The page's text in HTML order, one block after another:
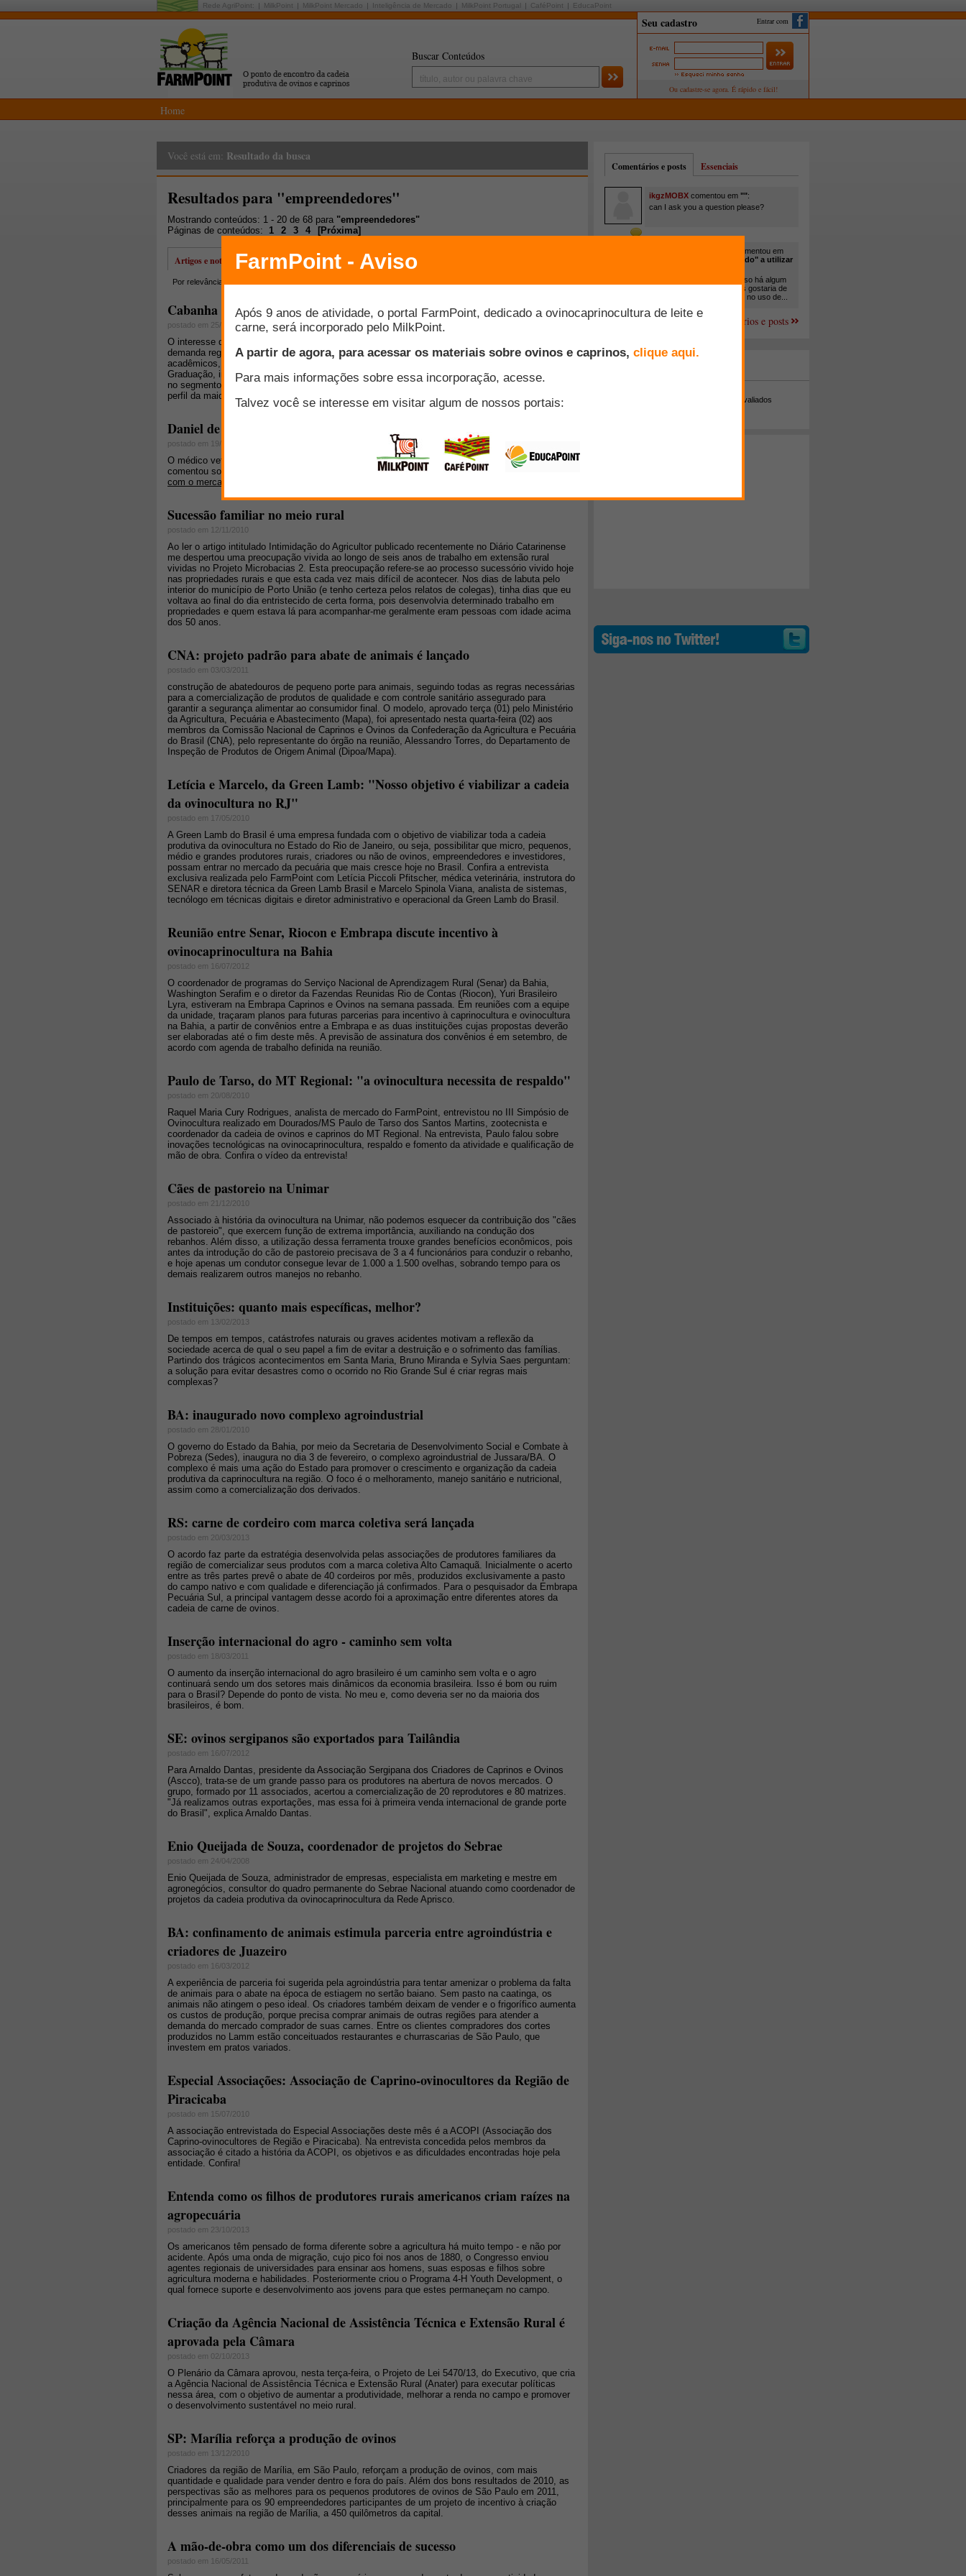
Rede AgriPoint: MilkPoint MilkPoint Mercado Inteligência de Mercado MilkPoint Portugal CaféPoint EducaPoint
Buscar Conteúdos
Entrar com
Home
Você está em: Resultado da busca
Resultados para "empreendedores"
Mostrando conteúdos: 1 - 20 de 68 para "empreendedores"
Páginas de conteúdos:
1 2 3 4 [Próxima]
Artigos e notícias
Por relevância
Cabanha Unimar - inovações na ovinocultura
postado em 25/05/2009
O interesse do projeto da Cabanha Unimar em investir na ovinocultura foi devido à elevada
demanda regional e nacional pela carne ovina, além de colaborar para aulas práticas dos
acadêmicos, bem como incentivar as pesquisas tanto para a Graduação quanto para a Pós
Graduação, inclusive com o objetivo de formar novos empreendedores (alunos da Universidade)
no segmento ovinícola, pois sendo interessante em pequenas e médias propriedades, que é o
perfil da maioria dos alunos da Ciência Agrárias.
Daniel de Araújo Souza comenta sobre o mercado ovino
postado em 19/01/2010
O médico veterinário e colunista do FarmPoint, Daniel de Araújo Souza de Fortaleza, Ceará,
comentou sobre a carta de um leitor enviada em seu artigo "Carne ovina no Uruguai e sua relação
com o mercado doméstico brasileiro
Sucessão familiar no meio rural
postado em 12/11/2010
Ao ler o artigo intitulado Intimidação do Agricultor publicado recentemente no Diário Catarinense
me despertou uma preocupação vivida ao longo de seis anos de trabalho em extensão rural
vividas no Projeto Microbacias 2. Esta preocupação refere-se ao processo sucessório vivido hoje
nas propriedades rurais e que esta cada vez mais difícil de acontecer. Nos dias de labuta pelo
interior do município de Porto União (e tenho certeza pelos relatos de colegas), tinha dias que eu
voltava ao final do dia entristecido de certa forma, pois desenvolvia determinado trabalho em
propriedades e quem estava lá para acompanhar-me geralmente eram pessoas com idade acima
dos 50 anos.
CNA: projeto padrão para abate de animais é lançado
postado em 03/03/2011
construção de abatedouros de pequeno porte para animais, seguindo todas as regras necessárias
para a comercialização de produtos de qualidade e com controle sanitário assegurado para
garantir a segurança alimentar ao consumidor final. O modelo, aprovado terça (01) pelo Ministério
da Agricultura, Pecuária e Abastecimento (Mapa), foi apresentado nesta quarta-feira (02) aos
membros da Comissão Nacional de Caprinos e Ovinos da Confederação da Agricultura e Pecuária
do Brasil (CNA), pelo representante do órgão na reunião, Alessandro Torres, do Departamento de
Inspeção de Produtos de Origem Animal (Dipoa/Mapa).
Letícia e Marcelo, da Green Lamb: "Nosso objetivo é viabilizar a cadeia
da ovinocultura no RJ"
postado em 17/05/2010
A Green Lamb do Brasil é uma empresa fundada com o objetivo de viabilizar toda a cadeia
produtiva da ovinocultura no Estado do Rio de Janeiro, ou seja, possibilitar que micro, pequenos,
médio e grandes produtores rurais, criadores ou não de ovinos, empreendedores e investidores,
possam entrar no mercado da pecuária que mais cresce hoje no Brasil. Confira a entrevista
exclusiva realizada pelo FarmPoint com Letícia Piccoli Pfitscher, médica veterinária, instrutora do
SENAR e diretora técnica da Green Lamb Brasil e Marcelo Spinola Viana, analista de sistemas,
tecnólogo em técnicas digitais e diretor administrativo e operacional da Green Lamb do Brasil.
Reunião entre Senar, Riocon e Embrapa discute incentivo à
ovinocaprinocultura na Bahia
postado em 16/07/2012
O coordenador de programas do Serviço Nacional de Aprendizagem Rural (Senar) da Bahia,
Washington Serafim e o diretor da Fazendas Reunidas Rio de Contas (Riocon), Yuri Brasileiro
Lyra, estiveram na Embrapa Caprinos e Ovinos na semana passada. Em reuniões com a equipe
da unidade, traçaram planos para futuras parcerias para incentivo à caprinocultura e ovinocultura
na Bahia, a partir de convênios entre a Embrapa e as duas instituições cujas propostas deverão
ser elaboradas até o fim deste mês. A previsão de assinatura dos convênios é em setembro, de
acordo com agenda de trabalho definida na reunião.
Paulo de Tarso, do MT Regional: "a ovinocultura necessita de respaldo"
postado em 20/08/2010
Raquel Maria Cury Rodrigues, analista de mercado do FarmPoint, entrevistou no III Simpósio de
Ovinocultura realizado em Dourados/MS Paulo de Tarso dos Santos Martins, zootecnista e
coordenador da cadeia de ovinos e caprinos do MT Regional. Na entrevista, Paulo falou sobre
inovações tecnológicas na ovinocaprinocultura, respaldo e fomento da atividade e qualificação de
mão de obra. Confira o vídeo da entrevista!
Cães de pastoreio na Unimar
postado em 21/12/2010
Associado à história da ovinocultura na Unimar, não podemos esquecer da contribuição dos "cães
de pastoreio", que exercem função de extrema importância, auxiliando na condução dos
rebanhos. Além disso, a utilização dessa ferramenta trouxe grandes benefícios econômicos, pois
antes da introdução do cão de pastoreio precisava de 3 a 4 funcionários para conduzir o rebanho,
e hoje apenas um condutor consegue levar de 1.000 a 1.500 ovelhas, sobrando tempo para os
demais realizarem outros manejos no rebanho.
Instituições: quanto mais específicas, melhor?
postado em 13/02/2013
De tempos em tempos, catástrofes naturais ou graves acidentes motivam a reflexão da
sociedade acerca de qual o seu papel a fim de evitar a destruição e o sofrimento das famílias.
Partindo dos trágicos acontecimentos em Santa Maria, Bruno Miranda e Sylvia Saes perguntam:
a solução para evitar desastres como o ocorrido no Rio Grande Sul é criar regras mais
complexas?
BA: inaugurado novo complexo agroindustrial
postado em 28/01/2010
O governo do Estado da Bahia, por meio da Secretaria de Desenvolvimento Social e Combate à
Pobreza (Sedes), inaugura no dia 3 de fevereiro, o complexo agroindustrial de Jussara/BA. O
complexo é mais uma ação do Estado para promover o crescimento e organização da cadeia
produtiva da caprinocultura na região. O foco é o melhoramento, manejo sanitário e nutricional,
assim como a comercialização dos derivados.
RS: carne de cordeiro com marca coletiva será lançada
postado em 20/03/2013
O acordo faz parte da estratégia desenvolvida pelas associações de produtores familiares da
região de comercializar seus produtos com a marca coletiva Alto Camaquã. Inicialmente o acerto
entre as três partes prevê o abate de 40 cordeiros por mês, produzidos exclusivamente a pasto
do campo nativo e com qualidade e diferenciação já confirmados. Para o pesquisador da Embrapa
Pecuária Sul, a principal vantagem desse acordo foi a aproximação entre diferentes atores da
cadeia de carne de ovinos.
Inserção internacional do agro - caminho sem volta
postado em 18/03/2011
O aumento da inserção internacional do agro brasileiro é um caminho sem volta e o agro
continuará sendo um dos setores mais dinâmicos da economia brasileira. Isso é bom ou ruim
para o Brasil? Depende do ponto de vista. No meu e, como deveria ser no da maioria dos
brasileiros, é bom.
SE: ovinos sergipanos são exportados para Tailândia
postado em 16/07/2012
Para Arnaldo Dantas, presidente da Associação Sergipana dos Criadores de Caprinos e Ovinos
(Ascco), trata-se de um grande passo para os produtores na abertura de novos mercados. O
grupo, formado por 11 associados, acertou a comercialização de 20 reprodutores e 80 matrizes.
"Já realizamos outras exportações, mas essa foi à primeira venda internacional de grande porte
do Brasil", explica Arnaldo Dantas.
Enio Queijada de Souza, coordenador de projetos do Sebrae
postado em 24/04/2008
Enio Queijada de Souza, administrador de empresas, especialista em marketing e mestre em
agronegócios, consultor do quadro permanente do Sebrae Nacional atuando como coordenador de
projetos da cadeia produtiva da ovinocaprinocultura da Rede Aprisco.
BA: confinamento de animais estimula parceria entre agroindústria e
criadores de Juazeiro
postado em 16/03/2012
A experiência de parceria foi sugerida pela agroindústria para tentar amenizar o problema da falta
de animais para o abate na época de estiagem no sertão baiano. Sem pasto na caatinga, os
animais não atingem o peso ideal. Os criadores também deixam de vender e o frigorífico aumenta
os custos de produção, porque precisa comprar animais de outras regiões para atender a
demanda do mercado comprador de suas carnes. Entre os clientes compradores dos cortes
produzidos no Lamm estão conceituados restaurantes e churrascarias de São Paulo, que
investem em pratos variados.
Especial Associações: Associação de Caprino-ovinocultores da Região de
Piracicaba
postado em 15/07/2010
A associação entrevistada do Especial Associações deste mês é a ACOPI (Associação dos
Caprino-ovinocultores de Região e Piracicaba). Na entrevista concedida pelos membros da
associação é citado a história da ACOPI, os objetivos e as dificuldades encontradas hoje pela
entidade. Confira!
Entenda como os filhos de produtores rurais americanos criam raízes na
agropecuária
postado em 23/10/2013
Os americanos têm pensado de forma diferente sobre a agricultura há muito tempo - e não por
acidente. Após uma onda de migração, cujo pico foi nos anos de 1880, o Congresso enviou
agentes regionais de universidades para ensinar aos homens, suas esposas e filhos sobre
agricultura moderna e habilidades. Posteriormente criou o Programa 4-H Youth Development, o
qual fornece suporte e desenvolvimento aos jovens para que estes permaneçam no campo.
Criação da Agência Nacional de Assistência Técnica e Extensão Rural é
aprovada pela Câmara
postado em 02/10/2013
O Plenário da Câmara aprovou, nesta terça-feira, o Projeto de Lei 5470/13, do Executivo, que cria
a Agência Nacional de Assistência Técnica e Extensão Rural (Anater) para executar políticas
nessa área, com o objetivo de aumentar a produtividade, melhorar a renda no campo e promover
o desenvolvimento sustentável no meio rural.
SP: Marília reforça a produção de ovinos
postado em 13/12/2010
Criadores da região de Marília, em São Paulo, reforçam a produção de ovinos, com mais
quantidade e qualidade para vender dentro e fora do país. Além dos bons resultados de 2010, as
perspectivas são as melhores para os pequenos produtores de ovinos de São Paulo em 2011,
principalmente para os 90 empreendedores participantes de um projeto de incentivo à criação
desses animais na região de Marília, a 450 quilômetros da capital.
A mão-de-obra como um dos diferenciais de sucesso
postado em 16/05/2011
Comentários e posts Essenciais
ikgzMOBX comentou em "":
can I ask you a question please?
comentou em
"Você está sendo "obrigado" a utilizar
Em minha propriedade, já uso há algum
tempo cana com ureia, mas gostaria de
um melhor aprofundamento no uso de...
Mais comentários e posts
Melhor avaliados